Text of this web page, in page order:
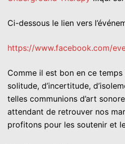
Ci-dessous le lien vers
https://www.facebook.com/
Comme il est bon en ce temps
solitude, d’incertitude,
telles communions d’art
attendant de retrouver nos
profitons pour les soutenir et